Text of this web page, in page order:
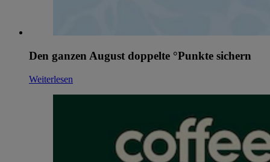
Den ganzen August doppelte °Punkte sichern
Weiterlesen